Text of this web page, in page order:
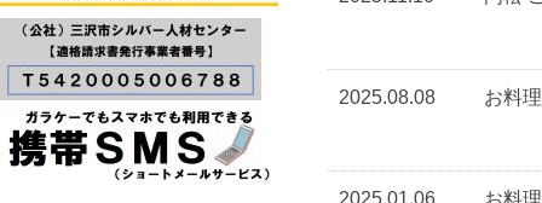
2025.08.08 お料
2025.01.06 お料